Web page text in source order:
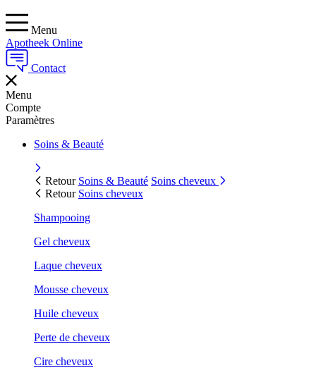
Menu
Apotheek Online
Contact
Menu
Compte
Paramètres
Soins & Beauté
Retour Soins & Beauté Soins cheveux
Retour Soins cheveux
Shampooing
Gel cheveux
Laque cheveux
Mousse cheveux
Huile cheveux
Perte de cheveux
Cire cheveux